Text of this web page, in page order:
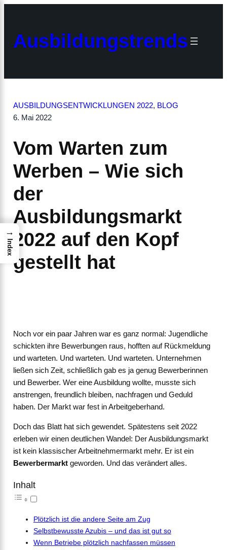
springen
Ausbildungstrends
AUSBILDUNGSENTWICKLUNGEN 2022, BLOG
6. Mai 2022
Vom Warten zum
Werben – Wie sich
der
Ausbildungsmarkt
2022 auf den Kopf
gestellt hat
Noch vor ein paar Jahren war es ganz normal: Jugendliche
schickten ihre Bewerbungen raus, hofften auf Rückmeldung
und warteten. Und warteten. Und warteten. Unternehmen
ließen sich Zeit, schließlich gab es ja genug Bewerberinnen
und Bewerber. Wer eine Ausbildung wollte, musste sich
anstrengen, freundlich bleiben, nachfragen und Geduld
haben. Der Markt war fest in Arbeitgeberhand.
Doch das Blatt hat sich gewendet. Spätestens seit 2022
erleben wir einen deutlichen Wandel: Der Ausbildungsmarkt
ist kein klassischer Arbeitnehmermarkt mehr. Er ist ein
Bewerbermarktgeworden. Und das verändert alles.
Inhalt
Plötzlich ist die andere Seite am Zug
Selbstbewusste Azubis – und das ist gut so
Wenn Betriebe plötzlich nachfassen müssen
→
Index